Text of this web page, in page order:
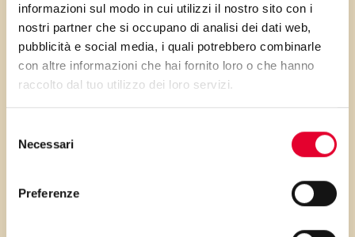
informazioni sul modo in cui utilizzi il nostro sito con i
nostri partner che si occupano di analisi dei dati web,
pubblicità e social media, i quali potrebbero combinarle
con altre informazioni che hai fornito loro o che hanno
raccolto dal tuo utilizzo dei loro servizi.
delNecessari
Preferenze
Potetesbizzarrirvi con la frutta
che preferite!
PRIMA GLI
INGREDIENTI
...poi clicca sui numeri a lato per scorrere